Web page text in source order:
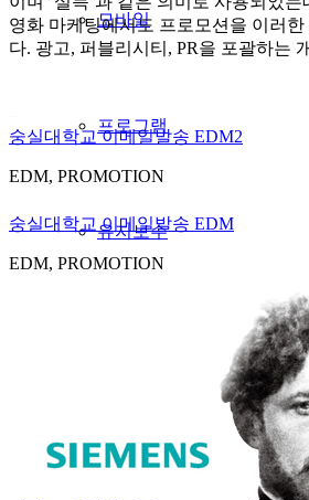
모바일
프로그램
유지보수
블로그
영화 마케팅에서도 프로모션을 이러
다. 광고, 퍼블리시티, PR을 포괄하는
숭실대학교 이메일발송 EDM2
EDM, PROMOTION
숭실대학교 이메일발송 EDM
EDM, PROMOTION